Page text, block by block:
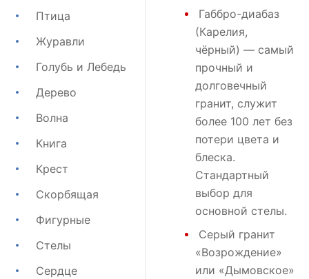
Птица
Журавли
Голубь и Лебедь
Дерево
Волна
Книга
Крест
Скорбящая
Фигурные
Стелы
Сердце
Габбро-диабаз
(Карелия,
чёрный) — самый
прочный и
долговечный
гранит, служит
более 100 лет без
потери цвета и
блеска.
Стандартный
выбор для
основной стелы.
Серый гранит
«Возрождение»
или «Дымовское»